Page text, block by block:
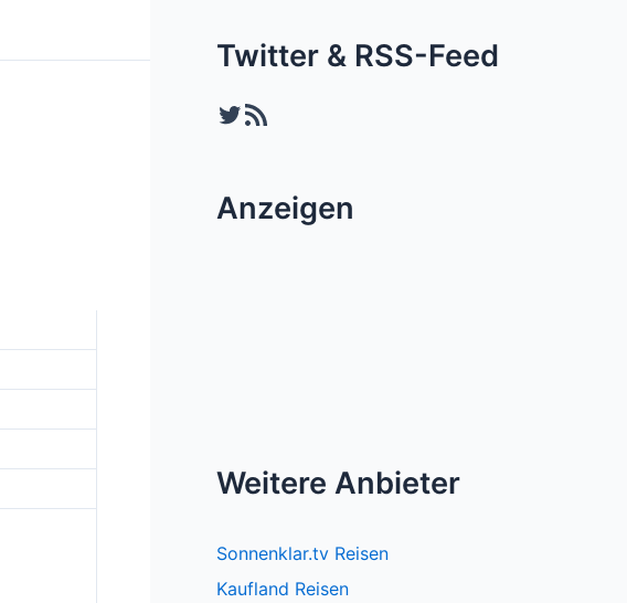
Twitter & RSS-Feed
Twitter RSS-Feed
Anzeigen
Weitere Anbieter
Sonnenklar.tv Reisen
Kaufland Reisen